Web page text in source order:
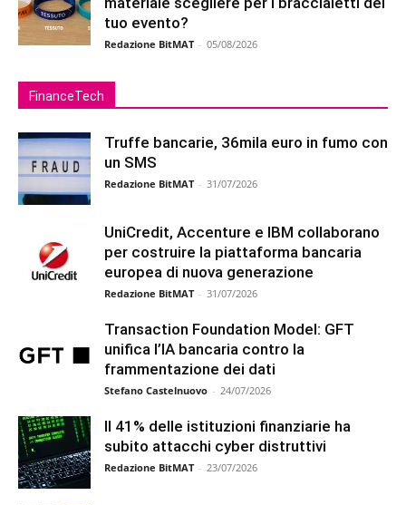
tuo evento?
Redazione BitMAT - 05/08/2026
FinanceTech
Truffe bancarie, 36mila euro in fumo con
un SMS
Redazione BitMAT - 31/07/2026
UniCredit, Accenture e IBM collaborano
per costruire la piattaforma bancaria
europea di nuova generazione
Redazione BitMAT - 31/07/2026
Transaction Foundation Model: GFT
unifica l’IA bancaria contro la
frammentazione dei dati
Stefano Castelnuovo - 24/07/2026
Il 41% delle istituzioni finanziarie ha
subito attacchi cyber distruttivi
Redazione BitMAT - 23/07/2026